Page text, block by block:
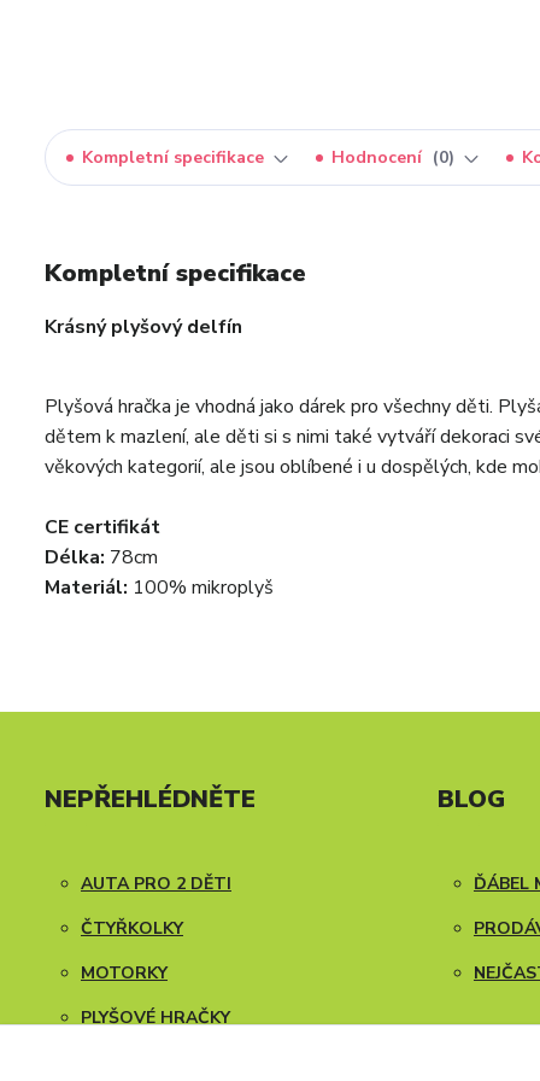
Kompletní specifikace Hodnocení 0
Kompletní specifikace
Krásný plyšový delfín
Plyšová hračka je vhodná jako dárek pro všechny děti.
dětem k mazlení, ale děti si s nimi také vytváří dekoraci
věkových kategorií, ale jsou oblíbené i u dospělých, kde
CE certifikát
Délka: 78cm
Materiál: 100% mikroplyš
NEPŘEHLÉDNĚTE
AUTA PRO 2 DĚTI
ČTYŘKOLKY
MOTORKY
PLYŠOVÉ HRAČKY
BLOG
ĎÁBEL